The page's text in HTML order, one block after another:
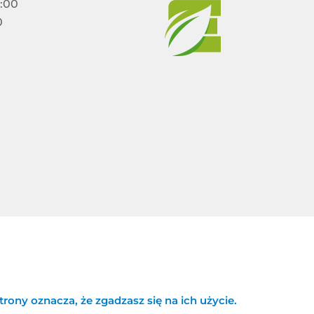
oznacza, że zgadzasz się na ich użycie.